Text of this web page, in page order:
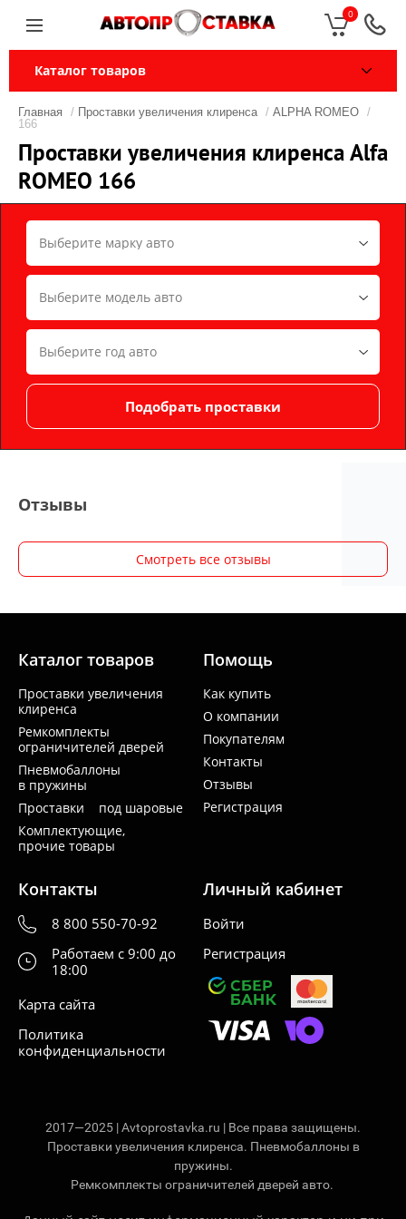
0
Каталог товаров
Главная / Проставки увеличения клиренса / ALPHA ROMEO /
166
Проставки увеличения клиренса Alfa
ROMEO 166
Отзывы
Смотреть все отзывы
Каталог товаров
Проставки увеличения
клиренса
Ремкомплекты
ограничителей дверей
Пневмобаллоны
в пружины
Проставки под шаровые
Комплектующие,
прочие товары
Помощь
Как купить
О компании
Покупателям
Контакты
Отзывы
Регистрация
Контакты
8 800 550-70-92
Работаем с 9:00 до
18:00
Карта сайта
Политика
конфиденциальности
Личный кабинет
Войти
Регистрация
2017—2025 | Avtoprostavka.ru | Все права защищены.
Проставки увеличения клиренса. Пневмобаллоны в
пружины.
Ремкомплекты ограничителей дверей авто.